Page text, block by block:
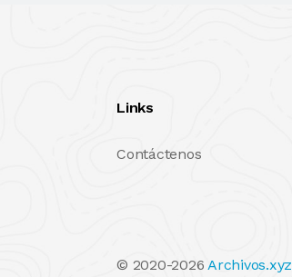
Links
Contáctenos
© 2020-2026Archivos.xyz